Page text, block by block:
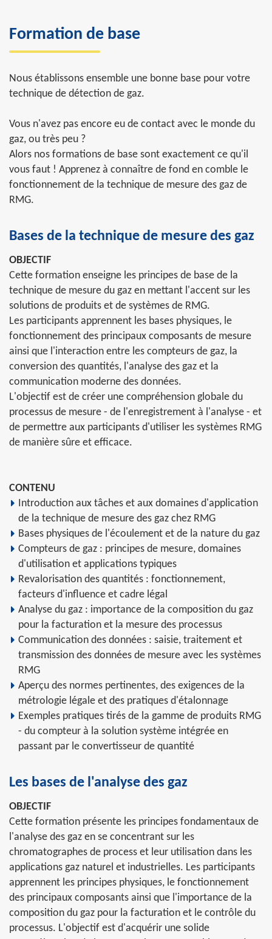
Formation de base
Nous établissons ensemble une bonne base pour votre
technique de détection de gaz.
Vous n'avez pas encore eu de contact avec le monde du
gaz, ou très peu ?
Alors nos formations de base sont exactement ce qu'il
vous faut ! Apprenez à connaître de fond en comble le
fonctionnement de la technique de mesure des gaz de
RMG.
Bases de la technique de mesure des gaz
OBJECTIF
Cette formation enseigne les principes de base de la
technique de mesure du gaz en mettant l'accent sur les
solutions de produits et de systèmes de RMG.
Les participants apprennent les bases physiques, le
fonctionnement des principaux composants de mesure
ainsi que l'interaction entre les compteurs de gaz, la
conversion des quantités, l'analyse des gaz et la
communication moderne des données.
L'objectif est de créer une compréhension globale du
processus de mesure - de l'enregistrement à l'analyse - et
de permettre aux participants d'utiliser les systèmes RMG
de manière sûre et efficace.
CONTENU
Introduction aux tâches et aux domaines d'application
de la technique de mesure des gaz chez RMG
Bases physiques de l'écoulement et de la nature du gaz
Compteurs de gaz : principes de mesure, domaines
d'utilisation et applications typiques
Revalorisation des quantités : fonctionnement,
facteurs d'influence et cadre légal
Analyse du gaz : importance de la composition du gaz
pour la facturation et la mesure des processus
Communication des données : saisie, traitement et
transmission des données de mesure avec les systèmes
RMG
Aperçu des normes pertinentes, des exigences de la
métrologie légale et des pratiques d'étalonnage
Exemples pratiques tirés de la gamme de produits RMG
- du compteur à la solution système intégrée en
passant par le convertisseur de quantité
Les bases de l'analyse des gaz
OBJECTIF
Cette formation présente les principes fondamentaux de
l'analyse des gaz en se concentrant sur les
chromatographes de process et leur utilisation dans les
applications gaz naturel et industrielles. Les participants
apprennent les principes physiques, le fonctionnement
des principaux composants ainsi que l'importance de la
composition du gaz pour la facturation et le contrôle du
processus. L'objectif est d'acquérir une solide